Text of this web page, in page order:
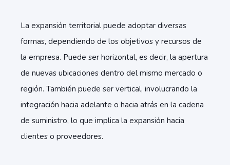
La expansión territorial puede adoptar diversas
formas, dependiendo de los objetivos y recursos de
la empresa. Puede ser horizontal, es decir, la apertura
de nuevas ubicaciones dentro del mismo mercado o
región. También puede ser vertical, involucrando la
integración hacia adelante o hacia atrás en la cadena
de suministro, lo que implica la expansión hacia
clientes o proveedores.